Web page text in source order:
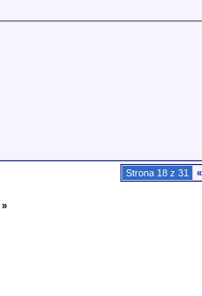
Strona 18 z 31 «
»